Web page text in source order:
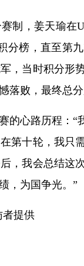
，姜天瑜在
分榜，直至第
，当时积分形
落败，最终总分
心路历程：“
第十轮，我只
，我会总结这
，为国争光。”
提供